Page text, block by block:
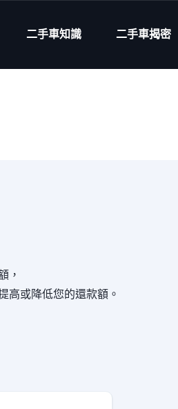
二手車知識 二手車揭密
，
高或降低您的還款額。